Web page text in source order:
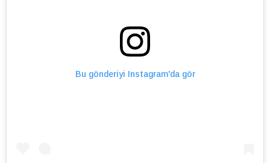
Bu gönderiyi Instagram'da gör